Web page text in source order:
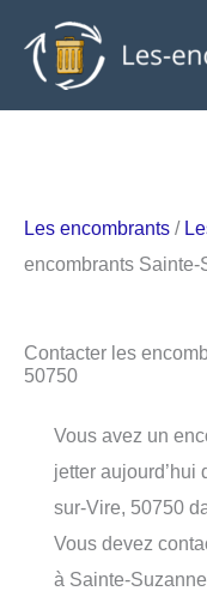
contenu
Les encombrants /
encombrants Sainte-
Contacter les
50750
Vous avez un
jetter
sur-Vire, 50750
Vous devez
à Sainte-